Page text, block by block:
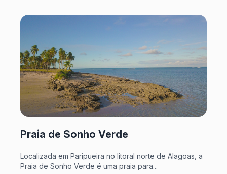
Praia de Sonho Verde
Localizada em Paripueira no litoral norte de Alagoas, a
Praia de Sonho Verde é uma praia para...